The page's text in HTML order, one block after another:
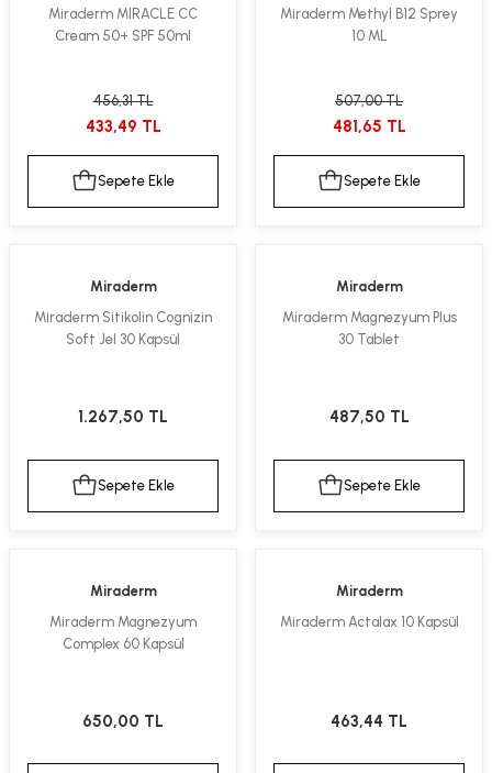
Miraderm MIRACLE CC
Cream 50+ SPF 50ml
456,31 TL
433,49 TL
Sepete Ekle
Miraderm Methyl B12 Sprey
10 ML
507,00 TL
481,65 TL
Sepete Ekle
Miraderm
Miraderm Sitikolin Cognizin
Soft Jel 30 Kapsül
1.267,50 TL
Sepete Ekle
Miraderm
Miraderm Magnezyum Plus
30 Tablet
487,50 TL
Sepete Ekle
Miraderm
Miraderm Magnezyum
Complex 60 Kapsül
650,00 TL
Miraderm
Miraderm Actalax 10 Kapsül
463,44 TL